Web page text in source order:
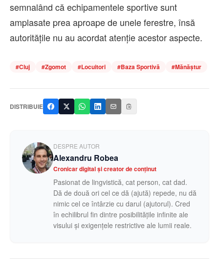
semnalând că echipamentele sportive sunt
amplasate prea aproape de unele ferestre, însă
autoritățile nu au acordat atenție acestor aspecte.
#Cluj #Zgomot #Locuitori #Baza Sportivă #Mănăștur
DISTRIBUIE
DESPRE AUTOR
Alexandru Robea
Cronicar digital și creator de conținut
Pasionat de lingvistică, cat person, cat dad.
Dă de două ori cel ce dă (ajută) repede, nu dă
nimic cel ce întârzie cu darul (ajutorul). Cred
în echilibrul fin dintre posibilitățile infinite ale
visului și exigențele restrictive ale lumii reale.